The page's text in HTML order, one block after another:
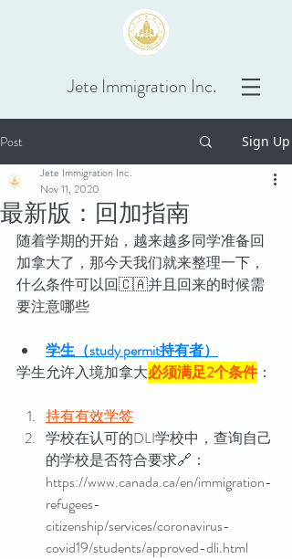
Jete Immigration Inc.
Post Sign Up
最新版：回加指南
Jete Immigration Inc.
Nov 11, 2020
随着学期的开始，越来越多同学准备回
加拿大了，那今天我们就来整理一下，
什么条件可以回🇨🇦并且回来的时候需
要注意哪些
学生（study permit持有者）
学生允许入境加拿大必须满足2个条件：
持有有效学签
学校在认可的DLI学校中，查询自己
的学校是否符合要求🔗：
https://www.canada.ca/en/immigration-
refugees-
citizenship/services/coronavirus-
covid19/students/approved-dli.html